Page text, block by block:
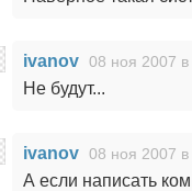
ivanov 08 ноя 2007
Не будут...
ivanov 08 ноя 2007
А если написать